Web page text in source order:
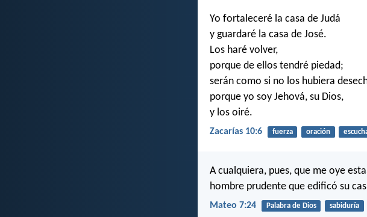
Yo fortaleceré la casa de Judá
y guardaré la casa de José.
Los haré volver,
porque de ellos tendré piedad;
serán como si no los hubiera
porque yo soy Jehová, su Dios,
y los oiré.
Zacarías 10:6 fuerza oración
A cualquiera, pues, que me oye
hombre prudente que edificó su
Mateo 7:24 Palabra de Dios sabiduría